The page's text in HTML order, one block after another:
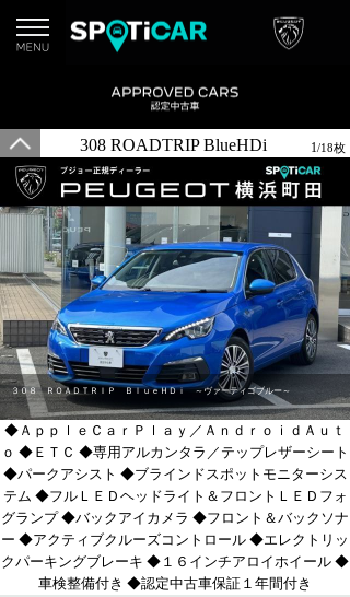
308 ROADTRIP BlueHDi 1/18枚
３０８ ＲＯＡＤＴＲＩＰ ＢｌｕｅＨＤｉ ～ヴァーティゴブルー～
◆ＡｐｐｌｅＣａｒＰｌａｙ／ＡｎｄｒｏｉｄＡｕｔ
ｏ ◆ＥＴＣ ◆専用アルカンタラ／テップレザーシート
◆パークアシスト ◆ブラインドスポットモニターシス
テム ◆フルＬＥＤヘッドライト＆フロントＬＥＤフォ
グランプ ◆バックアイカメラ ◆フロント＆バックソナ
ー ◆アクティブクルーズコントロール ◆エレクトリッ
クパーキングブレーキ ◆１６インチアロイホイール ◆
車検整備付き ◆認定中古車保証１年間付き